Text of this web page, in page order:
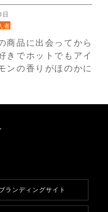
者
商品に出会ってから
きでホットでもアイ
ンの香りがほのかに
ブランディングサイト